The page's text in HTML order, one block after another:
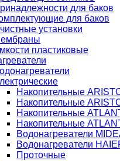
для баков
для баков
установки
пластиковые
Накопительные
Накопительные
Накопительные
Накопительные
Водонагреватели
Водонагреватели
Проточные